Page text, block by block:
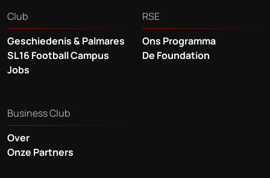
Club
Geschiedenis & Palmares
SL16 Football Campus
Jobs
RSE
Ons Programma
De Foundation
Business Club
Over
Onze Partners